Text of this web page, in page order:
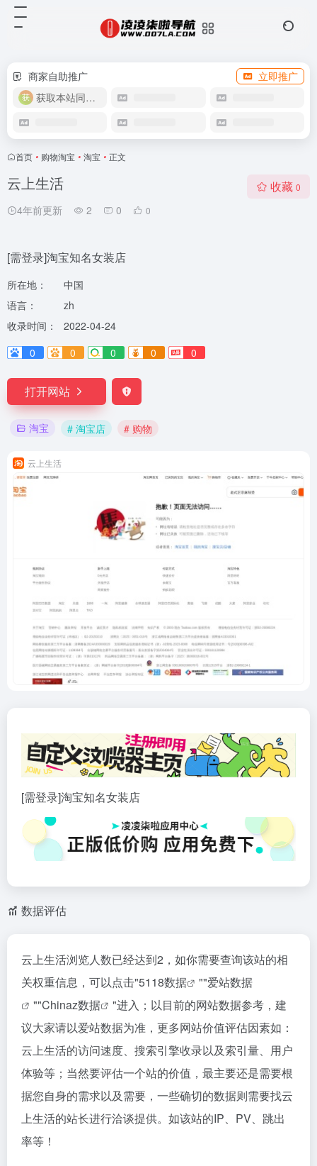
商家自助推广
立即推广
获取本站同款主题
首页 • 购物淘宝 • 淘宝 • 正文
云上生活
4年前更新 2 0 0
收藏 0
[需登录]淘宝知名女装店
所在地：
中国
语言：
zh
收录时间：
2022-04-24
0
0 0 0 0
打开网站
淘宝 # 淘宝店 # 购物
云上生活
[需登录]淘宝知名女装店
数据评估
云上生活浏览人数已经达到2，如你需要查询该站的相
关权重信息，可以点击"5118数据 ""爱站数据
""Chinaz数据
"进入；以目前的网站数据参考，建
议大家请以爱站数据为准，更多网站价值评估因素如：
云上生活的访问速度、搜索引擎收录以及索引量、用户
体验等；当然要评估一个站的价值，最主要还是需要根
据您自身的需求以及需要，一些确切的数据则需要找云
上生活的站长进行洽谈提供。如该站的IP、PV、跳出
率等！